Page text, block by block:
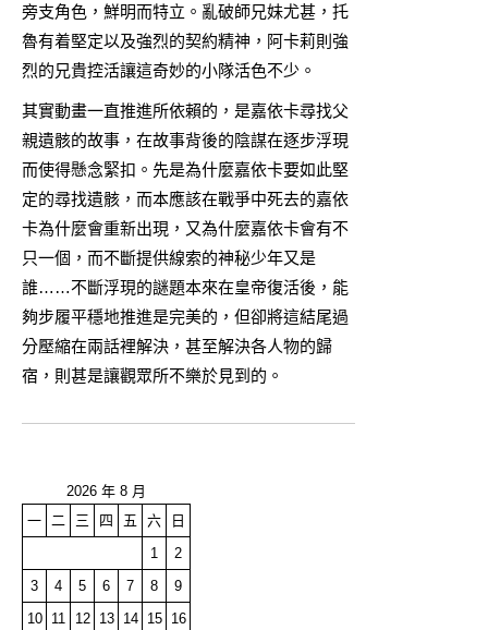
旁支角色，鮮明而特立。亂破師兄妹尤甚，托
魯有着堅定以及強烈的契約精神，阿卡莉則強
烈的兄貴控活讓這奇妙的小隊活色不少。
其實動畫一直推進所依賴的，是嘉依卡尋找父
親遺骸的故事，在故事背後的陰謀在逐步浮現
而使得懸念緊扣。先是為什麼嘉依卡要如此堅
定的尋找遺骸，而本應該在戰爭中死去的嘉依
卡為什麼會重新出現，又為什麼嘉依卡會有不
只一個，而不斷提供線索的神秘少年又是
誰……不斷浮現的謎題本來在皇帝復活後，能
夠步履平穩地推進是完美的，但卻將這結尾過
分壓縮在兩話裡解決，甚至解決各人物的歸
宿，則甚是讓觀眾所不樂於見到的。
2026 年 8 月
一
二 三 四 五 六
日
1
2
3
4 5 6 7 8
9
10
11 12 13 14 15 16